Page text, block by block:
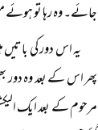
جائے۔ وہ رہا تو ہوئے
یہ اس دور کی
پھر اس کے بعد وہ دور
مرحوم کے بعد ایک